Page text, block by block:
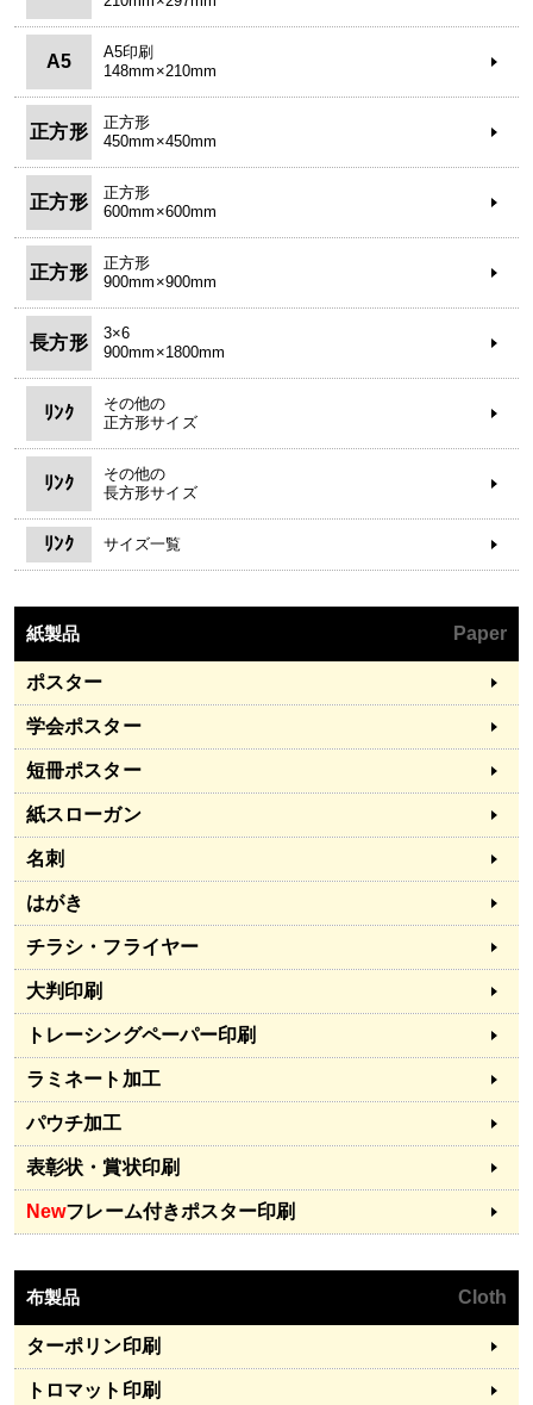
A5
A5印刷
148mm×210mm
正方形
正方形
450mm×450mm
正方形
正方形
600mm×600mm
正方形
正方形
900mm×900mm
長方形
3×6
900mm×1800mm
ﾘﾝｸ
その他の
正方形サイズ
ﾘﾝｸ
その他の
長方形サイズ
ﾘﾝｸ サイズ一覧
紙製品 Paper
ポスター
学会ポスター
短冊ポスター
紙スローガン
名刺
はがき
チラシ・フライヤー
大判印刷
トレーシングペーパー印刷
ラミネート加工
パウチ加工
表彰状・賞状印刷
Newフレーム付きポスター印刷
布製品 Cloth
ターポリン印刷
トロマット印刷